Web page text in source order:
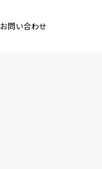
お問い合わせ